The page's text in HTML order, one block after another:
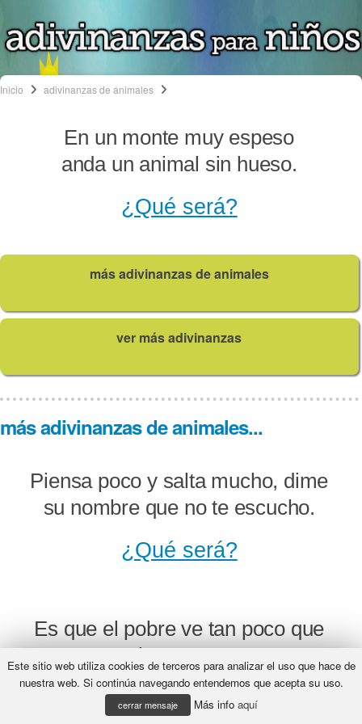
Inicio adivinanzas de animales
En un monte muy espeso
anda un animal sin hueso.
¿Qué será?
más adivinanzas de animales
ver más adivinanzas
más adivinanzas de animales...
Piensa poco y salta mucho, dime
su nombre que no te escucho.
¿Qué será?
Es que el pobre ve tan poco que
tampoco mira ya, topa que topa
que topa, con la topa lo hallarás.
Este sitio web utiliza cookies de terceros para analizar el uso que hace de
nuestra web. Si continúa navegando entendemos que acepta su uso.
cerrar mensaje Más info aquí